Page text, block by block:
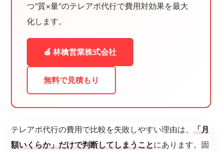
つ"質×量"のテレアポ代行で費用対効果を最大
化します。
🍎 林檎営業株式会社
無料で見積もり
テレアポ代行の費用で比較を失敗しやすい理由は、「月
額いくらか」だけで判断してしまうことにあります。固